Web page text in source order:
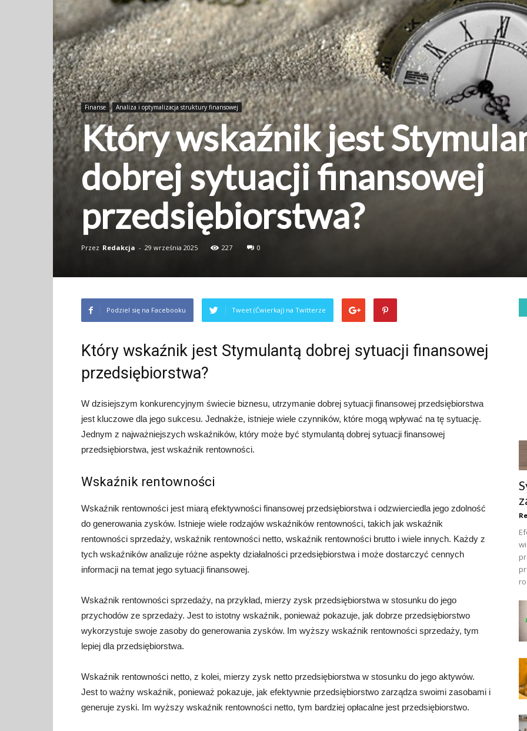
Finanse Analiza i optymalizacja struktury finansowej
Który wskaźnik jest
dobrej sytuacji finansowej
przedsiębiorstwa?
Przez Redakcja - 29 września 2025 227 0
Podziel się na Facebooku Tweet (Ćwierkaj) na Twitterze
Który wskaźnik jest Stymulantą dobrej sytuacji finansowej
przedsiębiorstwa?
W dzisiejszym konkurencyjnym świecie biznesu, utrzymanie dobrej sytuacji finansowej przedsiębiorstwa
jest kluczowe dla jego sukcesu. Jednakże, istnieje wiele czynników, które mogą wpływać na tę sytuację.
Jednym z najważniejszych wskaźników, który może być stymulantą dobrej sytuacji finansowej
przedsiębiorstwa, jest wskaźnik rentowności.
Wskaźnik rentowności
Wskaźnik rentowności jest miarą efektywności finansowej przedsiębiorstwa i odzwierciedla jego zdolność
do generowania zysków. Istnieje wiele rodzajów wskaźników rentowności, takich jak wskaźnik
rentowności sprzedaży, wskaźnik rentowności netto, wskaźnik rentowności brutto i wiele innych. Każdy z
tych wskaźników analizuje różne aspekty działalności przedsiębiorstwa i może dostarczyć cennych
informacji na temat jego sytuacji finansowej.
Wskaźnik rentowności sprzedaży, na przykład, mierzy zysk przedsiębiorstwa w stosunku do jego
przychodów ze sprzedaży. Jest to istotny wskaźnik, ponieważ pokazuje, jak dobrze przedsiębiorstwo
wykorzystuje swoje zasoby do generowania zysków. Im wyższy wskaźnik rentowności sprzedaży, tym
lepiej dla przedsiębiorstwa.
Wskaźnik rentowności netto, z kolei, mierzy zysk netto przedsiębiorstwa w stosunku do jego aktywów.
Jest to ważny wskaźnik, ponieważ pokazuje, jak efektywnie przedsiębiorstwo zarządza swoimi zasobami i
generuje zyski. Im wyższy wskaźnik rentowności netto, tym bardziej opłacalne jest przedsiębiorstwo.